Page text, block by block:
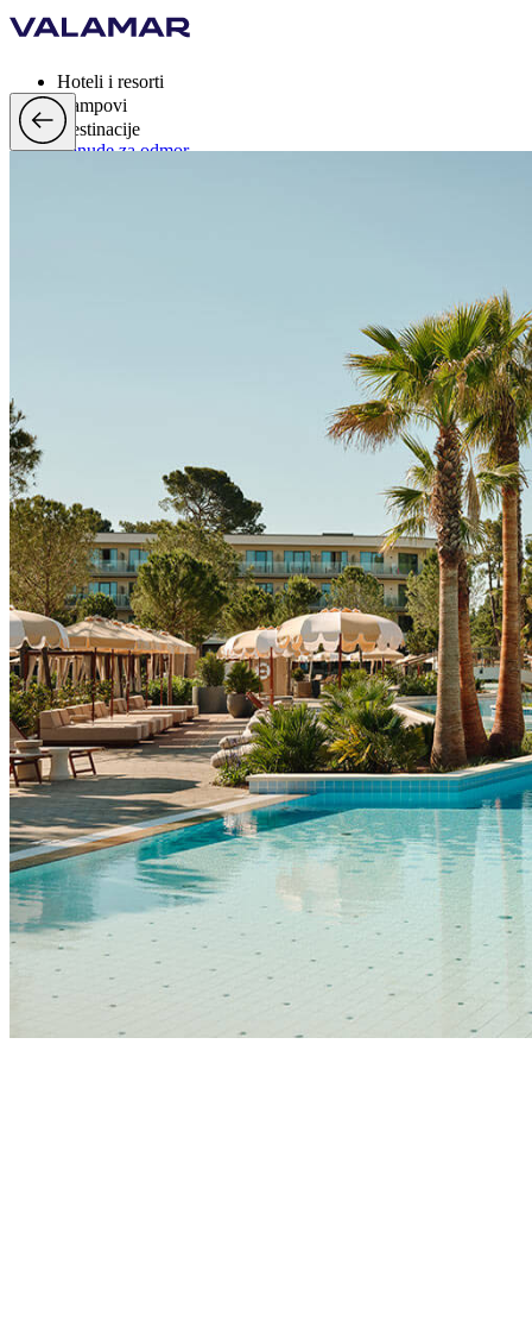
Hoteli i resorti
Kampovi
Destinacije
Ponude za odmor